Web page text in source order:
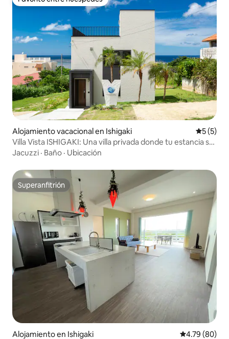
Favorito entre huéspedes
Alojamiento vacacional en Ishigaki
5 (5)
Villa Vista ISHIGAKI: Una villa privada donde tu estancia se
convierte en una experiencia de vida
Jacuzzi · Baño · Ubicación
Superanfitrión
Superanfitrión
Alojamiento en Ishigaki Calificación
4.79 (80)